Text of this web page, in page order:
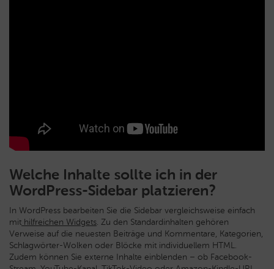
Welche Inhalte sollte ich in der
WordPress-Sidebar platzieren?
In WordPress bearbeiten Sie die Sidebar vergleichsweise einfach
mit hilfreichen Widgets. Zu den Standardinhalten gehören
Verweise auf die neuesten Beiträge und Kommentare, Kategorien,
Schlagwörter-Wolken oder Blöcke mit individuellem HTML.
Zudem können Sie externe Inhalte einblenden – ob Facebook-